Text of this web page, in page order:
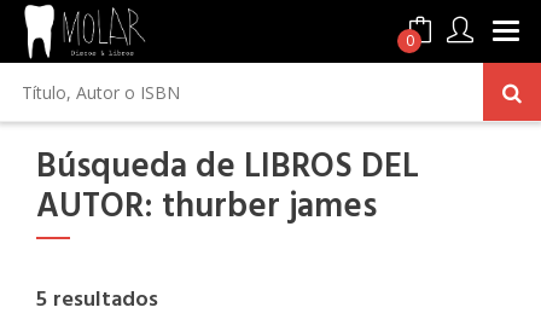
0
Búsqueda de LIBROS DEL
AUTOR: thurber james
5 resultados